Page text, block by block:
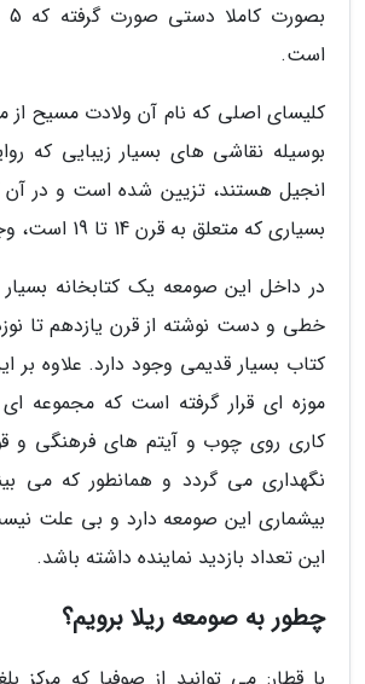
است.
کلیسای اصلی که نام آن ولادت مسیح
بوسیله نقاشی های بسیار زیبایی که
انجیل هستند، تزیین شده است و در
بسیاری که متعلق به قرن 14 تا 19 است، وجود دارد.
کتاب بسیار قدیمی وجود دارد. علاوه بر
کاری روی چوب و آیتم های فرهنگی و
نگهداری می گردد و همانطور که می
بیشماری این صومعه دارد و بی علت
این تعداد بازدید نماینده داشته باشد.
چطور به صومعه ریلا برویم؟